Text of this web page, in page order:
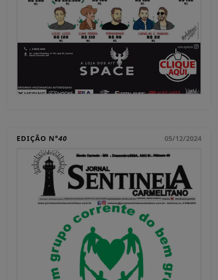
EDIÇÃO N°40 05/12/2024